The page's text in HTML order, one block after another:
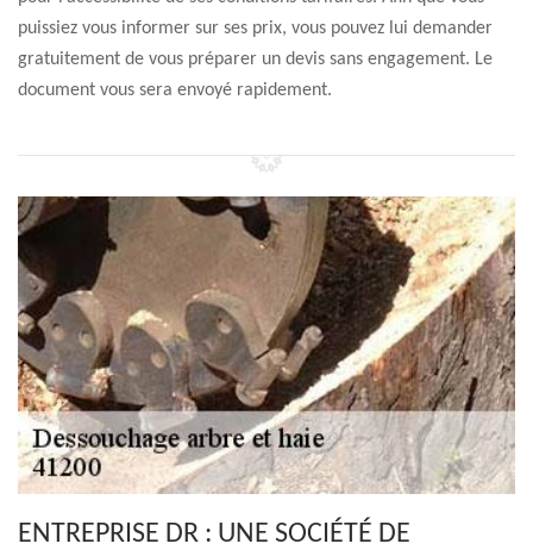
puissiez vous informer sur ses prix, vous pouvez lui demander
gratuitement de vous préparer un devis sans engagement. Le
document vous sera envoyé rapidement.
ENTREPRISE DR : UNE SOCIÉTÉ DE